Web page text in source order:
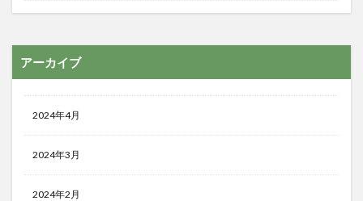
アーカイブ
2024年4月
2024年3月
2024年2月